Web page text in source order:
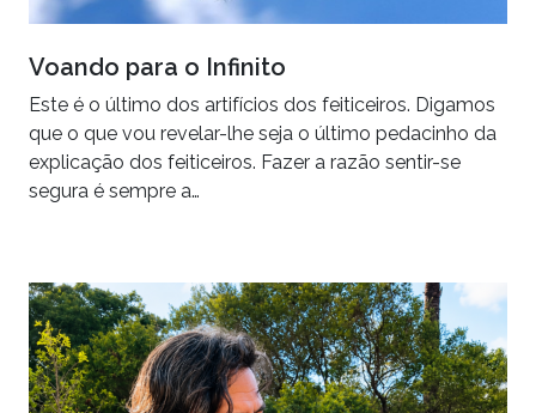
Voando para o Infinito
Este é o último dos artifícios dos feiticeiros. Digamos
que o que vou revelar-lhe seja o último pedacinho da
explicação dos feiticeiros. Fazer a razão sentir-se
segura é sempre a…